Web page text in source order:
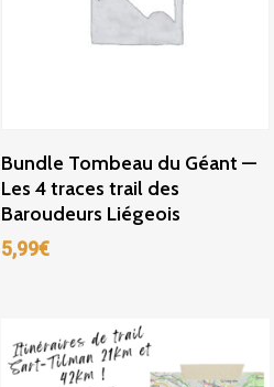
Ajouter Au Panier
Bundle Tombeau du Géant —
Les 4 traces trail des
Baroudeurs Liégeois
5,99€